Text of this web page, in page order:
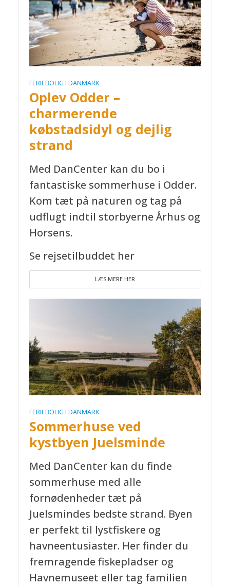
FERIEBOLIG I DANMARK
Oplev Odder –
charmerende
købstadsidyl og dejlig
strand
Med DanCenter kan du bo i
fantastiske sommerhuse i Odder.
Kom tæt på naturen og tag på
udflugt indtil storbyerne Århus og
Horsens.
Se rejsetilbuddet her
LÆS MERE HER
FERIEBOLIG I DANMARK
Sommerhuse ved
kystbyen Juelsminde
Med DanCenter kan du finde
sommerhuse med alle
fornødenheder tæt på
Juelsmindes bedste strand. Byen
er perfekt til lystfiskere og
havneentusiaster. Her finder du
fremragende fiskepladser og
Havnemuseet eller tag familien